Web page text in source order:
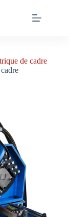
de cadre